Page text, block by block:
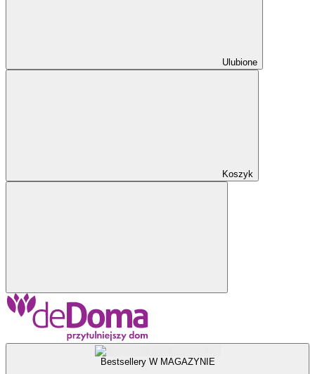
Ulubione
Koszyk
Bestsellery W MAGAZYNIE